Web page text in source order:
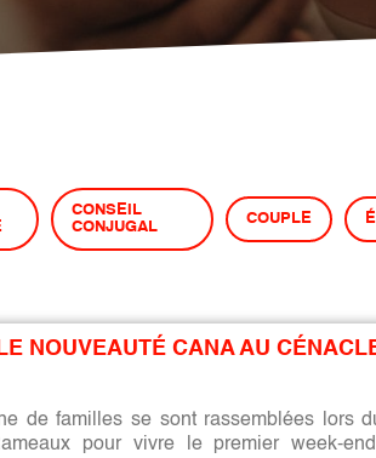
CONSEIL
CONJUGAL
COUPLE
NOUVEAUTÉ CANA AU
de familles se sont rassemblées lors
pour vivre le premier week-